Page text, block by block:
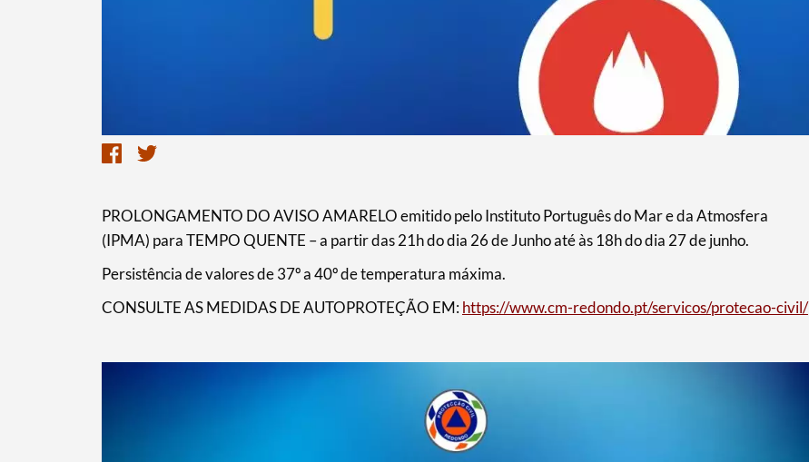
PROLONGAMENTO DO AVISO AMARELO emitido pelo Instituto Português do Mar e da Atmosfera
(IPMA) para TEMPO QUENTE – a partir das 21h do dia 26 de Junho até às 18h do dia 27 de junho.
Persistência de valores de 37º a 40º de temperatura máxima.
CONSULTE AS MEDIDAS DE AUTOPROTEÇÃO EM: https://www.cm-redondo.pt/servicos/protecao-civil/